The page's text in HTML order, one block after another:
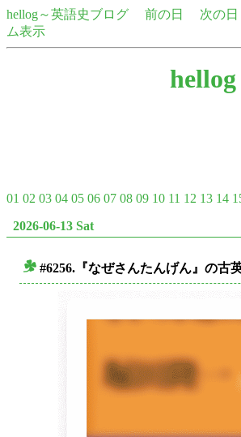
hellog～英語史ブログ 前の日 次の日
ム表示
01 02 03 04 05 06 07 08 09 10 11 12 13 14
2026-06-13 Sat
#6256.『なぜさんたんげん』の古